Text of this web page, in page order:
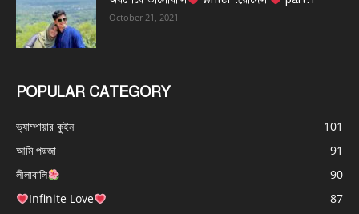
October 21, 2021
POPULAR CATEGORY
ভ্যাম্পায়ার কুইন
101
আমি পদ্মজা
91
লীলাবালি
90
Infinite Love
87